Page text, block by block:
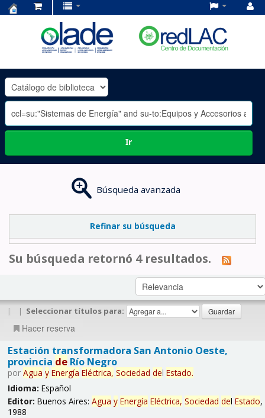
OLADE
-
Ir
Búsqueda avanzada
Refinar su búsqueda
Su búsqueda retornó 4 resultados.
| | Seleccionar títulos para:
Hacer reserva
Estación transformadora San Antonio Oeste,
provincia deRío Negro
por Agua y Energía Eléctrica, Sociedad del Estado.
Idioma: Español
Editor: Buenos Aires: Agua y Energía Eléctrica, Sociedad del Estado,
1988